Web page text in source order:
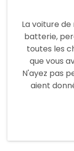
La voiture
batterie,
toutes les
que vous
N'ayez pas
aient